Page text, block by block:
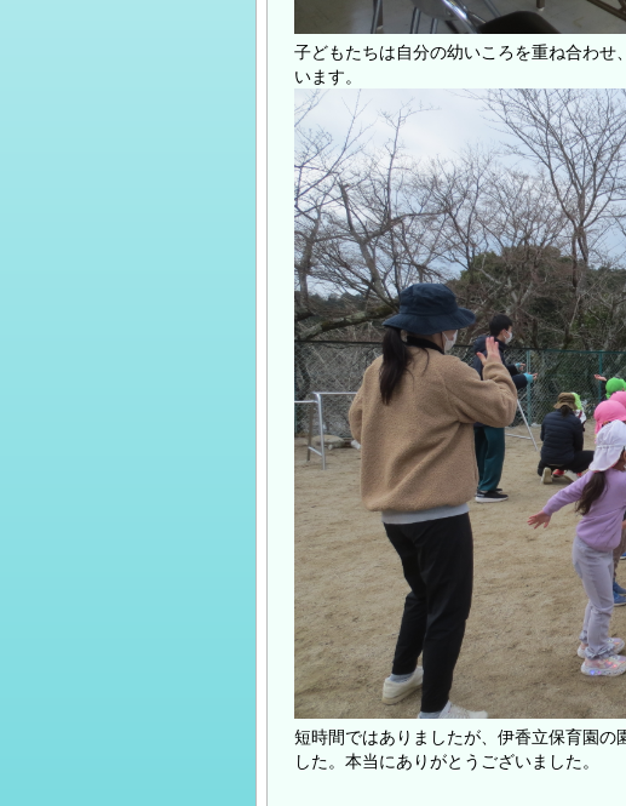
子どもたちは自分の幼いころを重ね合わ
います。
短時間ではありましたが、伊香立保育園の
した。本当にありがとうございました。